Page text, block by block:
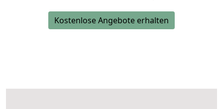
Kostenlose Angebote erhalten